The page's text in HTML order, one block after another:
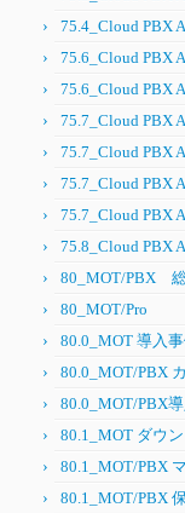
75.4_Cloud PBX
75.6_Cloud PBX
75.6_Cloud PBX
75.7_Cloud PBX
75.7_Cloud PBX
75.7_Cloud PBX
75.7_Cloud PBX
75.8_Cloud PBX
80_MOT/PBX
80_MOT/Pro
80.0_MOT 導入事
80.0_MOT/PBX
80.0_MOT/PBX
80.1_MOT ダウ
80.1_MOT/PBX
80.1_MOT/PBX